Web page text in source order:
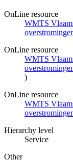
OnLine resource
WMTS
OnLine resource
WMTS
)
OnLine resource
WMTS
Hierarchy level
Service
Other